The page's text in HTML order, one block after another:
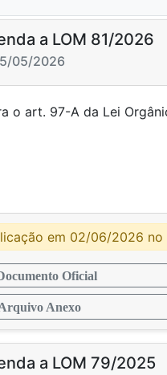
a LOM 81/2026
05/2026
o art. 97-A da
em 02/06/2026 no
Oficial
Anexo
a LOM 79/2025